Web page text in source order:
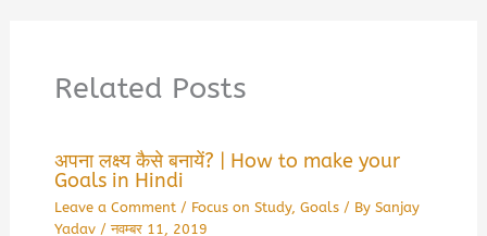
Related Posts
अपना लक्ष्य कैसे बनायें? | How to make your
Goals in Hindi
Leave a Comment / Focus on Study, Goals/ By Sanjay
Yadav /नवम्बर 11, 2019